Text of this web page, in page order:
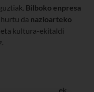
Bilboko enpresa
da nazioarteko
kultura-ekitaldi
ek